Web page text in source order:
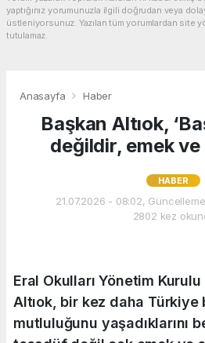
yaptığınız yorumunuzla ilgili doğrudan veya
üstleniyorsunuz. Yazılan tüm yorumlardan site
tutulamaz.
Anasayfa Haber
Başkan Altıok,
değildir, emek ve
HABER
21.07.2026 - 08:02,
2802 kez
Eral Okulları Yönetim Kurulu
Altıok, bir kez daha Türkiye
mutluluğunu yaşadıklarını